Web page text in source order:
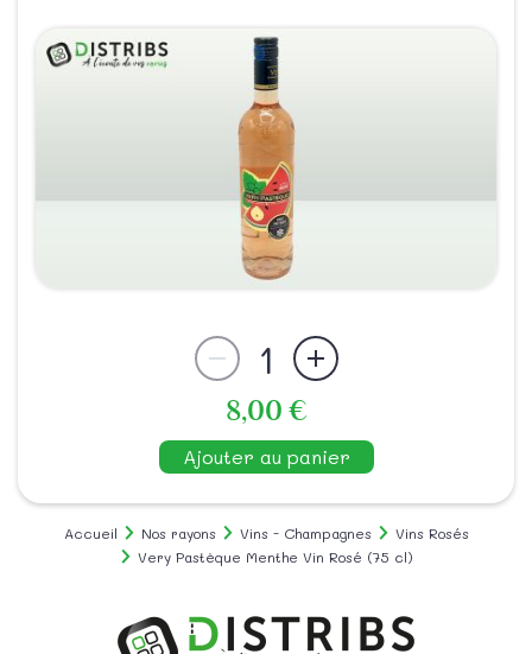
1
8,00 €
Ajouter au panier
Accueil Nos rayons Vins - Champagnes
Vins Rosés
Very Pastèque Menthe Vin Rosé (75 cl)